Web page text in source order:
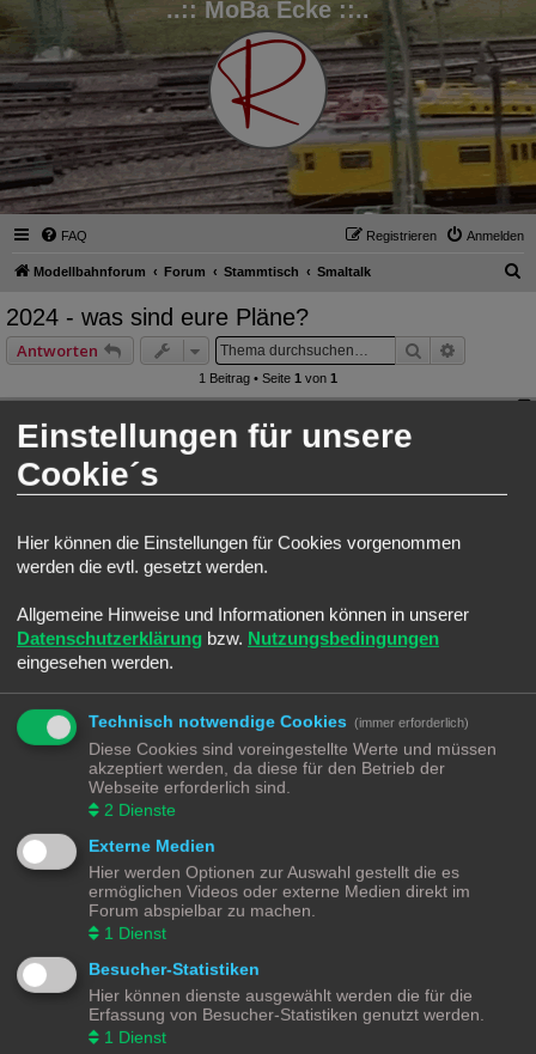
..:: MoBa Ecke ::..
FAQ Anmelden
Registrieren
Modellbahnforum Forum Stammtisch Smaltalk
2024 - was sind eure Pläne?
Antworten Suche
1 Beitrag • Seite 1 von 1
Administrator
2024 - was sind eure Pläne?
e
i
t
g
2024 ist noch ganz jung, was steht bei euch dieses Jahr an?
und so hab ich jetzt den Spaß das dass Mauerwerk des Kellers deutlich
Feuchtigkeitsspuren aufweist. Mein Vermieter hat sich das angesehen
und im Frühjahr soll sich das eine Fachfirma genauer ansehen. Daher
Wasser.
Das ganze hat mich ordentlich deprimiert, denn ich habe leider nur die
Möglichkeit den Keller zu nutzen, oder vielleicht auch nicht mehr?? Ich
werde es sehen ...
Daher habe ich mir euch bisher KEINE z21 gekauft, denn der Plan war
tatsachlich nun doch zur alten Märklin Digitalsteuerung eine z21 zu
Nun ich werde berichten ....
Antworten
Einstellungen für unsere
Cookie´s
Hier können die Einstellungen für Cookies vorgenommen
werden die evtl. gesetzt werden.
Allgemeine Hinweise und Informationen können in unserer
Datenschutzerklärung bzw. Nutzungsbedingungen
eingesehen werden.
Technisch notwendige Cookies (immer erforderlich)
Diese Cookies sind voreingestellte Werte und müssen
akzeptiert werden, da diese für den Betrieb der
Webseite erforderlich sind.
2 Dienste
Externe Medien
Hier werden Optionen zur Auswahl gestellt die es
ermöglichen Videos oder externe Medien direkt im
Forum abspielbar zu machen.
1 Dienst
Besucher-Statistiken
Hier können dienste ausgewählt werden die für die
Erfassung von Besucher-Statistiken genutzt werden.
1 Dienst